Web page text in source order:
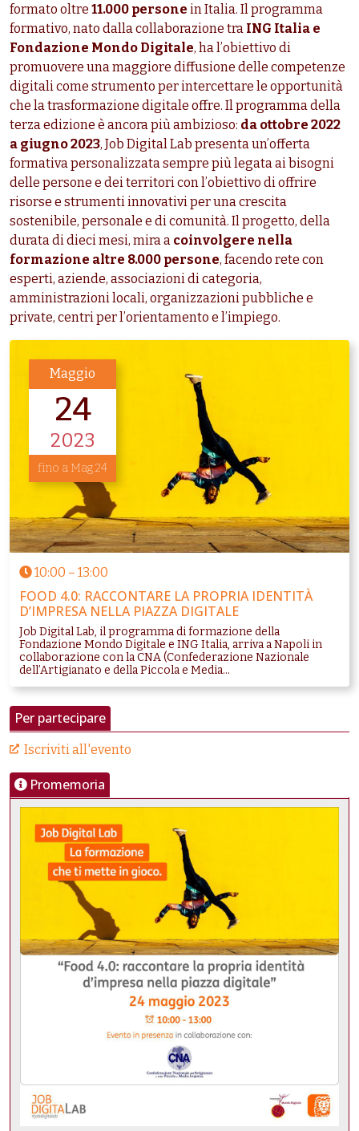
formato oltre 11.000 persone in Italia. Il programma
formativo, nato dalla collaborazione tra ING Italia e
Fondazione Mondo Digitale, ha l’obiettivo di
promuovere una maggiore diffusione delle competenze
digitali come strumento per intercettare le opportunità
che la trasformazione digitale offre. Il programma della
terza edizione è ancora più ambizioso: da ottobre 2022
a giugno 2023, Job Digital Lab presenta un’offerta
formativa personalizzata sempre più legata ai bisogni
delle persone e dei territori con l’obiettivo di offrire
risorse e strumenti innovativi per una crescita
sostenibile, personale e di comunità. Il progetto, della
durata di dieci mesi, mira a coinvolgere nella
formazione altre 8.000 persone, facendo rete con
esperti, aziende, associazioni di categoria,
amministrazioni locali, organizzazioni pubbliche e
private, centri per l’orientamento e l’impiego.
Maggio
24
2023
fino a Mag 24
10:00 – 13:00
FOOD 4.0: RACCONTARE LA PROPRIA IDENTITÀ
D’IMPRESA NELLA PIAZZA DIGITALE
Job Digital Lab, il programma di formazione della
Fondazione Mondo Digitale e ING Italia, arriva a Napoli in
collaborazione con la CNA (Confederazione Nazionale
dell’Artigianato e della Piccola e Media...
Per partecipare
Iscriviti all'evento
Promemoria